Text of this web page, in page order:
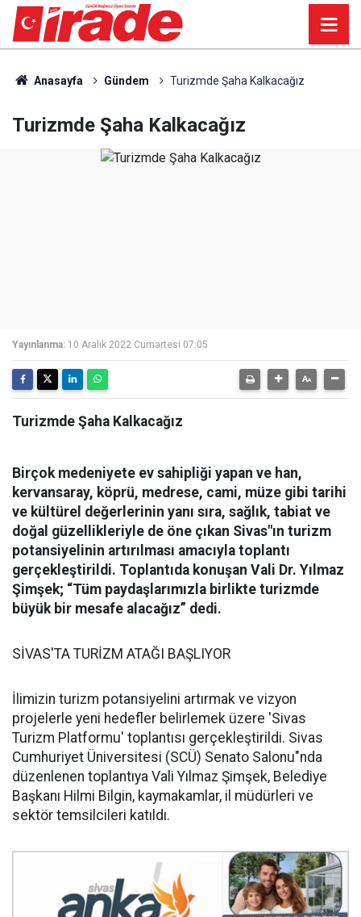
Anasayfa Gündem Turizmde Şaha Kalkacağız
Turizmde Şaha Kalkacağız
Yayınlanma: 10 Aralık 2022 Cumartesi 07:05
Turizmde Şaha Kalkacağız
Birçok medeniyete ev sahipliği yapan ve han,
kervansaray, köprü, medrese, cami, müze gibi tarihi
ve kültürel değerlerinin yanı sıra, sağlık, tabiat ve
doğal güzellikleriyle de öne çıkan Sivas"ın turizm
potansiyelinin artırılması amacıyla toplantı
gerçekleştirildi. Toplantıda konuşan Vali Dr. Yılmaz
Şimşek; “Tüm paydaşlarımızla birlikte turizmde
büyük bir mesafe alacağız” dedi.
SİVAS'TA TURİZM ATAĞI BAŞLIYOR
İlimizin turizm potansiyelini artırmak ve vizyon
projelerle yeni hedefler belirlemek üzere 'Sivas
Turizm Platformu' toplantısı gerçekleştirildi. Sivas
Cumhuriyet Üniversitesi (SCÜ) Senato Salonu"nda
düzenlenen toplantıya Vali Yılmaz Şimşek, Belediye
Başkanı Hilmi Bilgin, kaymakamlar, il müdürleri ve
sektör temsilcileri katıldı.